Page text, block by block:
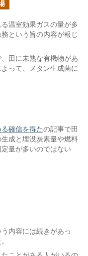
温室効果ガスの量が多
という旨の内容が報じ
田に未熟な有機物があ
って、メタン生成菌に
確信を得たの記事で田
成と埋没炭素量や燃料
量が多いのではない
内容には続きがあっ